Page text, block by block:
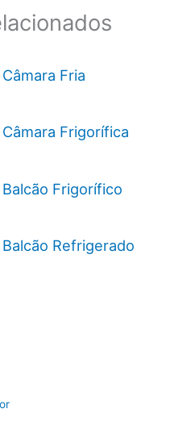
Fria
Frigorífica
Frigorífico
Refrigerado